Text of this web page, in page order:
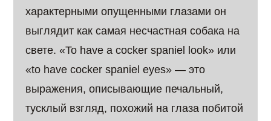
характерными опущенными глазами он
выглядит как самая несчастная собака на
свете. «To have a cocker spaniel look» или
«to have cocker spaniel eyes» — это
выражения, описывающие печальный,
тусклый взгляд, похожий на глаза побитой